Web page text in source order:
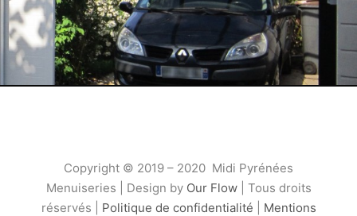
Copyright © 2019 – 2020 Midi Pyrénées
Menuiseries | Design by Our Flow
| Tous droits
réservés | Politique de confidentialité
Mentions